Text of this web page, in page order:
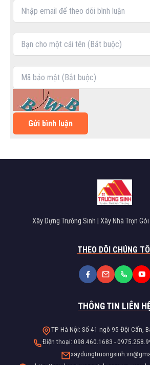
Gửi bình luận
Xây Dựng Trường Sinh | Xây Nhà Trọn
THEO DÕI CHÚNG
THÔNG TIN LIÊN
TP Hà Nội: Số 41 ngõ 95 Đội Cấn,
Điện thoại: 098.460.1683 -